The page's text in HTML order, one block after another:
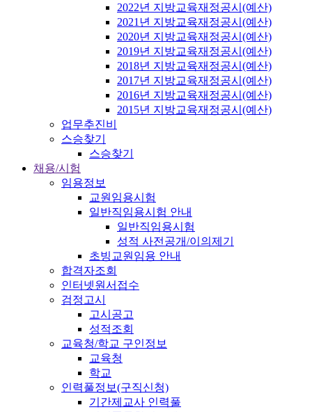
2022년 지방교육재정공시(예산)
2021년 지방교육재정공시(예산)
2020년 지방교육재정공시(예산)
2019년 지방교육재정공시(예산)
2018년 지방교육재정공시(예산)
2017년 지방교육재정공시(예산)
2016년 지방교육재정공시(예산)
2015년 지방교육재정공시(예산)
업무추진비
스승찾기
스승찾기
채용/시험
임용정보
교원임용시험
일반직임용시험 안내
일반직임용시험
성적 사전공개/이의제기
초빙교원임용 안내
합격자조회
인터넷원서접수
검정고시
고시공고
성적조회
교육청/학교 구인정보
교육청
학교
인력풀정보(구직신청)
기간제교사 인력풀